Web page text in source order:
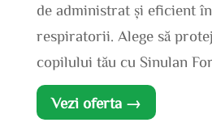
de administrat și eficient
respiratorii. Alege să
copilului tău cu Sinulan
Vezi oferta →